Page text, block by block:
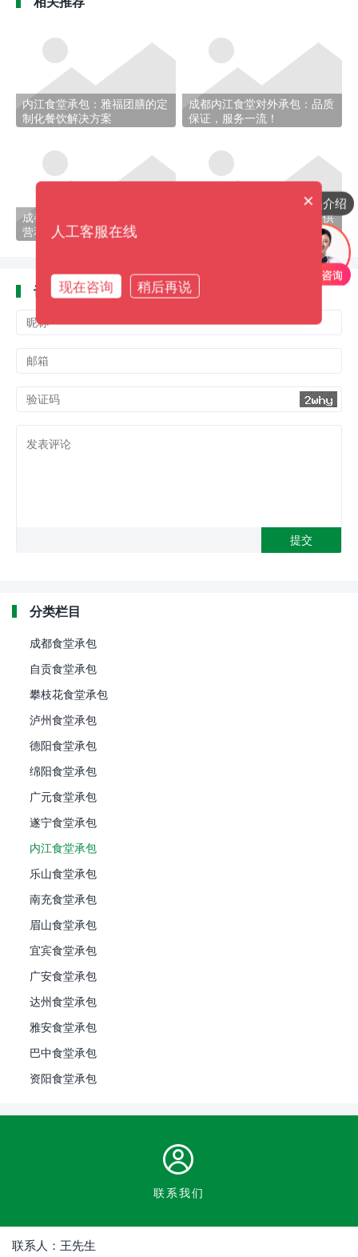
内江食堂承包：雅福团膳的定
制化餐饮解决方案
成都内江食堂对外承包：品质
保证，服务一流！
成都内江重庆承包食堂如何运
营和管理？
成都内江小学承包食堂：提供
评论(0)
分类栏目
成都食堂承包
自贡食堂承包
攀枝花食堂承包
泸州食堂承包
德阳食堂承包
绵阳食堂承包
广元食堂承包
遂宁食堂承包
内江食堂承包
乐山食堂承包
南充食堂承包
眉山食堂承包
宜宾食堂承包
广安食堂承包
达州食堂承包
雅安食堂承包
巴中食堂承包
资阳食堂承包
联系我们
联系人：王先生
产品介绍
×
人工客服在线
现在咨询 稍后再说